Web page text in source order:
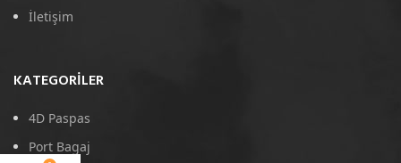
İletişim
KATEGORILER
4D Paspas
Port Bagaj